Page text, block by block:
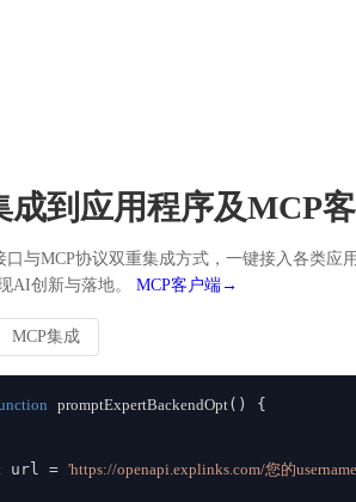
成到应用程序及MCP
口与MCP协议双重集成方式，一键接入各类
AI创新与落地。 MCP客户端→
MCP集成
promptExpertBackendOpt( ) {
url = 'https://openapi.explinks.com/您的